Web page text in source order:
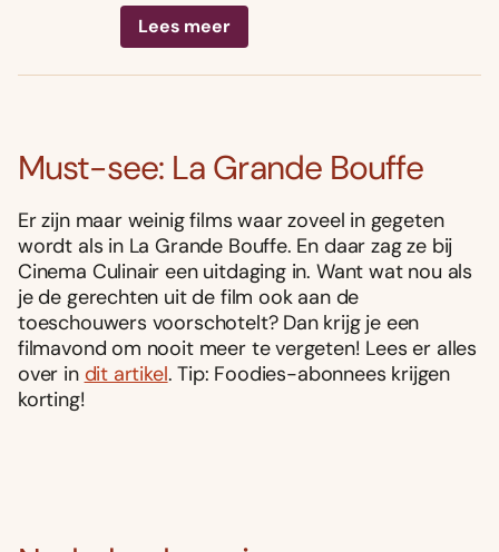
Lees meer
Must-see: La Grande Bouffe
Er zijn maar weinig films waar zoveel in gegeten
wordt als in La Grande Bouffe. En daar zag ze bij
Cinema Culinair een uitdaging in. Want wat nou als
je de gerechten uit de film ook aan de
toeschouwers voorschotelt? Dan krijg je een
filmavond om nooit meer te vergeten! Lees er alles
over in dit artikel. Tip: Foodies-abonnees krijgen
korting!